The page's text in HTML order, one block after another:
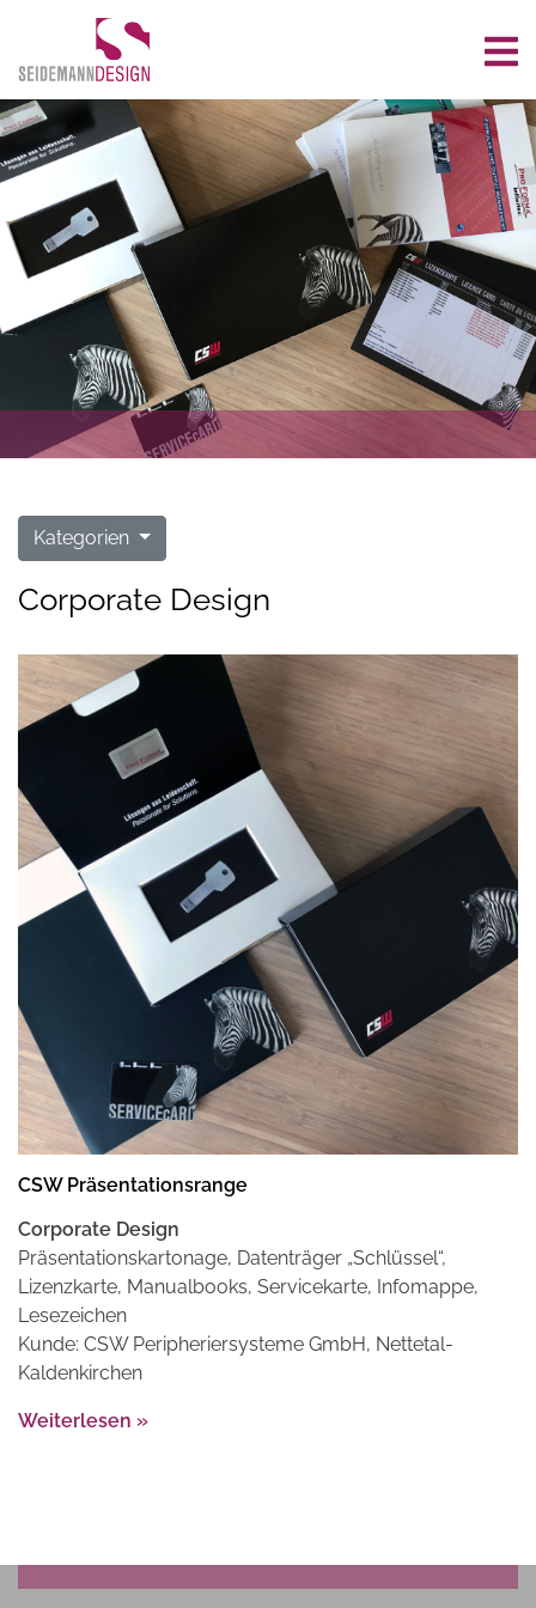
Kategorien
Corporate Design
CSW Präsentationsrange
Corporate Design
Präsentationskartonage, Datenträger „Schlüssel“,
Lizenzkarte, Manualbooks, Servicekarte, Infomappe,
Lesezeichen
Kunde: CSW Peripheriersysteme GmbH, Nettetal-
Kaldenkirchen
Weiterlesen »